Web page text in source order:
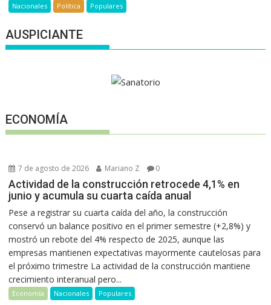
Nacionales Política Populares
AUSPICIANTE
ECONOMÍA
7 de agosto de 2026 Mariano Z 0
Actividad de la construcción retrocede 4,1% en
junio y acumula su cuarta caída anual
Pese a registrar su cuarta caída del año, la construcción
conservó un balance positivo en el primer semestre (+2,8%) y
mostró un rebote del 4% respecto de 2025, aunque las
empresas mantienen expectativas mayormente cautelosas para
el próximo trimestre La actividad de la construcción mantiene
crecimiento interanual pero...
Economía Nacionales Populares